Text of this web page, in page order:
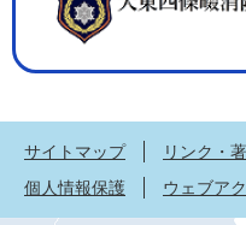
サイトマップ
リンク・
個人情報保護
ウェブア